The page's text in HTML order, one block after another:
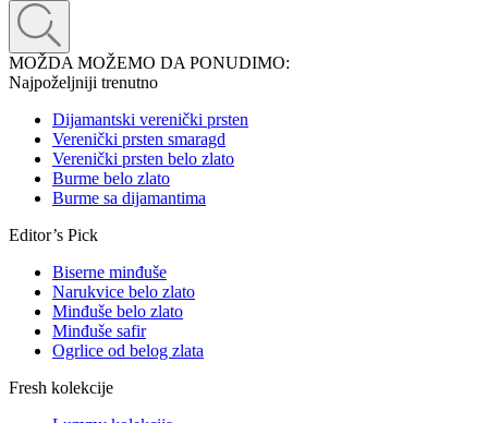
MOŽDA MOŽEMO DA PONUDIMO:
Najpoželjniji trenutno
Dijamantski verenički prsten
Verenički prsten smaragd
Verenički prsten belo zlato
Burme belo zlato
Burme sa dijamantima
Editor’s Pick
Biserne minđuše
Narukvice belo zlato
Minđuše belo zlato
Minđuše safir
Ogrlice od belog zlata
Fresh kolekcije